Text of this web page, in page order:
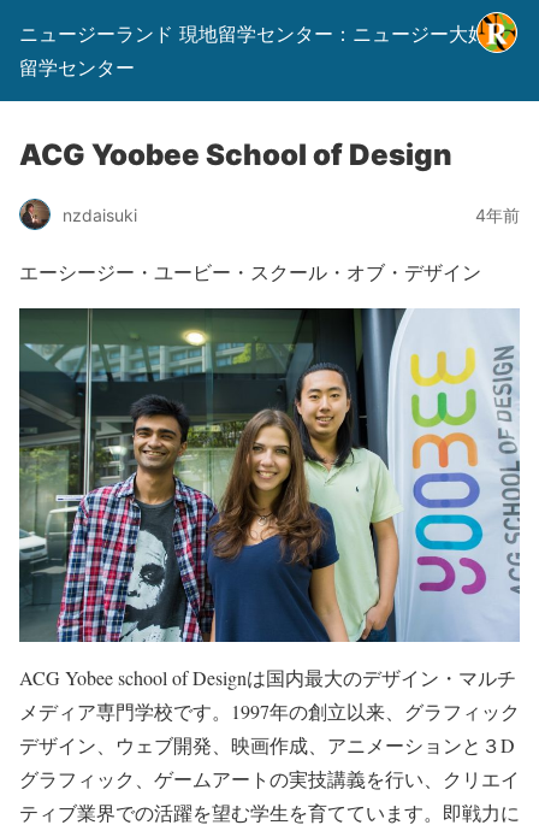
ニュージーランド 現地留学センター：ニュージー大好き
留学センター
ACG Yoobee School of Design
nzdaisuki 4年前
エーシージー・ユービー・スクール・オブ・デザイン
ACG Yobee school of Designは国内最大のデザイン・マルチ
メディア専門学校です。1997年の創立以来、グラフィック
デザイン、ウェブ開発、映画作成、アニメーションと３D
グラフィック、ゲームアートの実技講義を行い、クリエイ
ティブ業界での活躍を望む学生を育てています。即戦力に